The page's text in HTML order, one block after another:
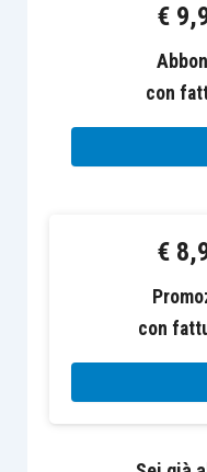
60% nel
30% nel
prestazioni
30% nel
strutture
Inoltre, a mente dell’
a
€
con
€
con